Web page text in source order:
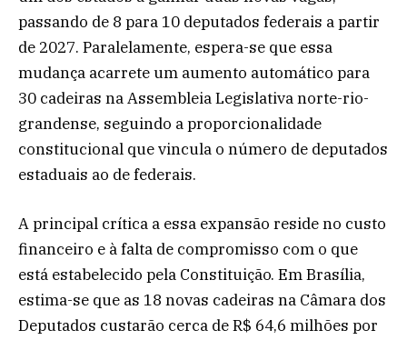
passando de 8 para 10 deputados federais a partir
de 2027. Paralelamente, espera-se que essa
mudança acarrete um aumento automático para
30 cadeiras na Assembleia Legislativa norte-rio-
grandense, seguindo a proporcionalidade
constitucional que vincula o número de deputados
estaduais ao de federais.
A principal crítica a essa expansão reside no custo
financeiro e à falta de compromisso com o que
está estabelecido pela Constituição. Em Brasília,
estima-se que as 18 novas cadeiras na Câmara dos
Deputados custarão cerca de R$ 64,6 milhões por